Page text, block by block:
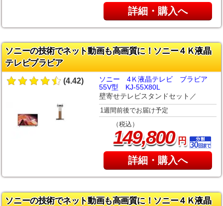
詳細・購入へ
ソニーの技術でネット動画も高画質に！ソニー４Ｋ液晶
テレビブラビア
(4.42)
ソニー 4Ｋ液晶テレビ ブラビア
55V型 KJ-55X80L
壁寄せテレビスタンドセット／
1週間前後でお届け予定
（税込）
149,800円
詳細・購入へ
ソニーの技術でネット動画も高画質に！ソニー４Ｋ液晶